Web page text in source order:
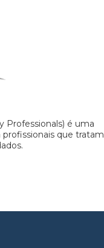
Professionals) é uma
que tratam